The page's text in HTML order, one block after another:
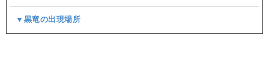
▼黒竜の出現場所